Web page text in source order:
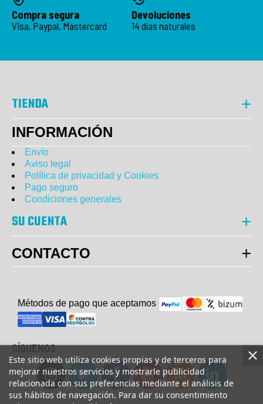
Este sitio web utiliza cookies propias y de terceros para
mejorar nuestros servicios y mostrarle publicidad
relacionada con sus preferencias mediante el análisis de
sus hábitos de navegación. Para dar su consentimiento
Compra segura
Visa, Paypal, Mastercard
Devoluciones
14 días naturales
TIENDA
INFORMACIÓN
Envío
Aviso legal
Política de privacidad y Cookies
Pago seguro
Condiciones generales
SU CUENTA
CONTACTO
Métodos de pago que aceptamos
SÍGUENOS